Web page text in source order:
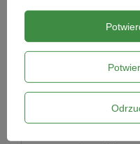
Prace w ogrodzie w